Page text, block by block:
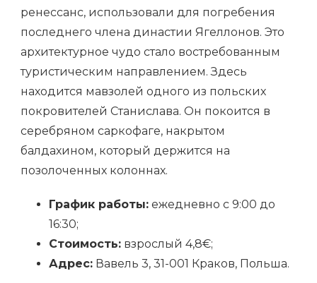
ренессанс, использовали для погребения
последнего члена династии Ягеллонов. Это
архитектурное чудо стало востребованным
туристическим направлением. Здесь
находится мавзолей одного из польских
покровителей Станислава. Он покоится в
серебряном саркофаге, накрытом
балдахином, который держится на
позолоченных колоннах.
График работы: ежедневно с 9:00 до
16:30;
Стоимость: взрослый 4,8€;
Адрес: Вавель 3, 31-001 Краков, Польша.